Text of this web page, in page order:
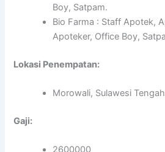
Boy, Satpam.
Bio Farma : Staff Apotek,
Apoteker, Office Boy,
Lokasi Penempatan:
Morowali, Sulawesi Tengah
Gaji:
2600000